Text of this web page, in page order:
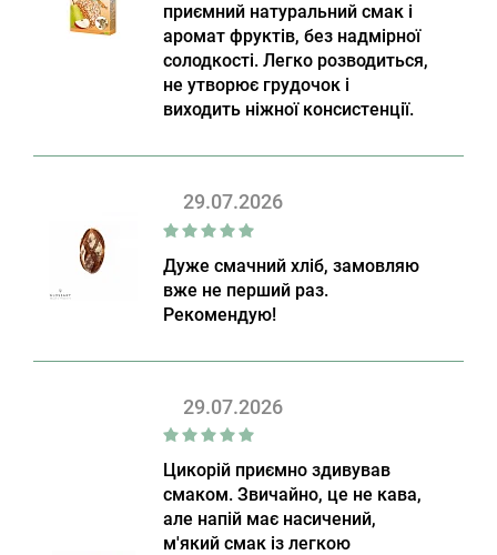
приємний натуральний смак і
аромат фруктів, без надмірної
солодкості. Легко розводиться,
не утворює грудочок і
виходить ніжної консистенції.
29.07.2026
Дуже смачний хліб, замовляю
вже не перший раз.
Рекомендую!
29.07.2026
Цикорій приємно здивував
смаком. Звичайно, це не кава,
але напій має насичений,
м'який смак із легкою